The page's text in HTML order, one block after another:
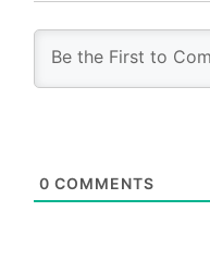
0 COMMENTS